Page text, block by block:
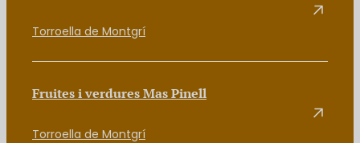
Torroella de Montgrí
Fruites i verdures Mas Pinell
Torroella de Montgrí